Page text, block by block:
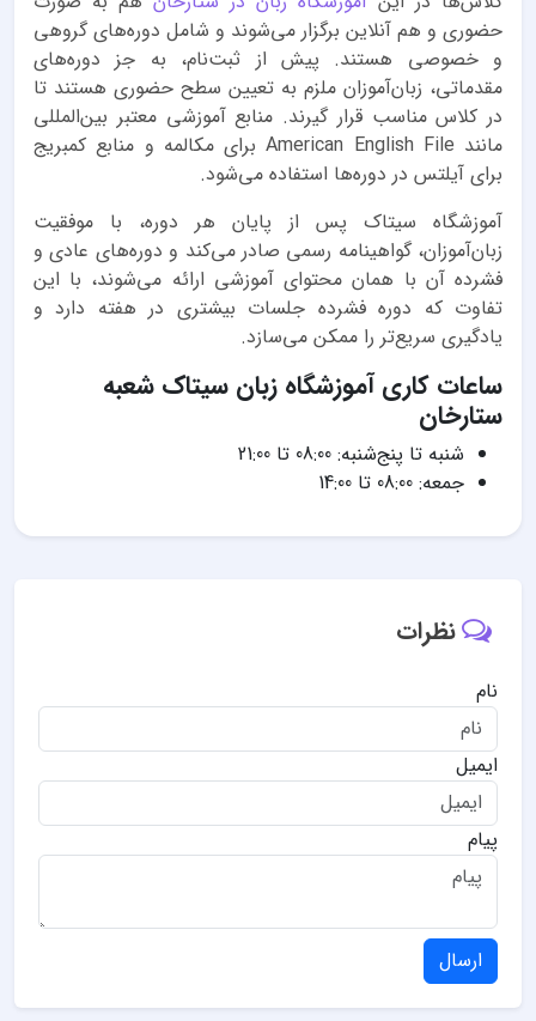
حضوری و هم آنلاین برگزار می‌شوند و شامل دوره‌های گروهی
و خصوصی هستند. پیش از ثبت‌نام، به جز دوره‌های
مقدماتی، زبان‌آموزان ملزم به تعیین سطح حضوری هستند تا
در کلاس مناسب قرار گیرند. منابع آموزشی معتبر بین‌المللی
مانند American English File برای مکالمه و منابع کمبریج
برای آیلتس در دوره‌ها استفاده می‌شود.
آموزشگاه سیتاک پس از پایان هر دوره، با موفقیت
زبان‌آموزان، گواهینامه رسمی صادر می‌کند و دوره‌های عادی و
فشرده آن با همان محتوای آموزشی ارائه می‌شوند، با این
تفاوت که دوره فشرده جلسات بیشتری در هفته دارد و
یادگیری سریع‌تر را ممکن می‌سازد.
ساعات کاری آموزشگاه زبان سیتاک شعبه
ستارخان
شنبه تا پنج‌شنبه: 08:00 تا 21:00
جمعه: 08:00 تا 14:00
نظرات
نام
ایمیل
پیام
ارسال